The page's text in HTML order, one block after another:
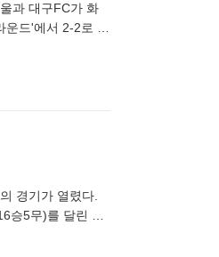
과 대구FC가 화
드'에서 2-2로 비
경기가 열렸다.
승5무)를 달린 전